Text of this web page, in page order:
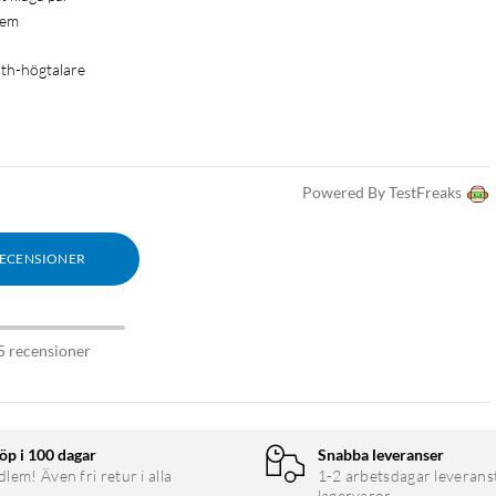
högtalare
Powered By TestFreaks
recensioner
i 100 dagar
Även fri retur i alla
Snabba leveranser
1-2 arbetsdagar